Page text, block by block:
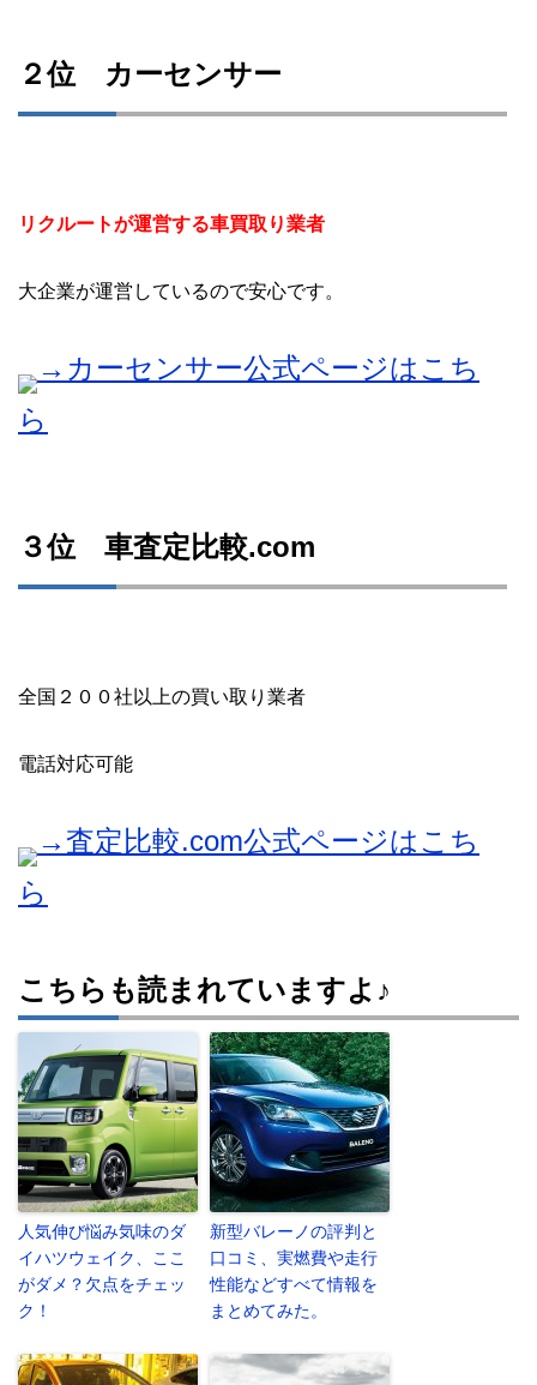
２位 カーセンサー
リクルートが運営する車買取り業者
大企業が運営しているので安心です。
→カーセンサー公式ページはこち
ら
３位 車査定比較.com
全国２００社以上の買い取り業者
電話対応可能
→査定比較.com公式ページはこち
ら
こちらも読まれていますよ♪
人気伸び悩み気味のダ
イハツウェイク、ここ
がダメ？欠点をチェッ
ク！
新型バレーノの評判と
口コミ、実燃費や走行
性能などすべて情報を
まとめてみた。